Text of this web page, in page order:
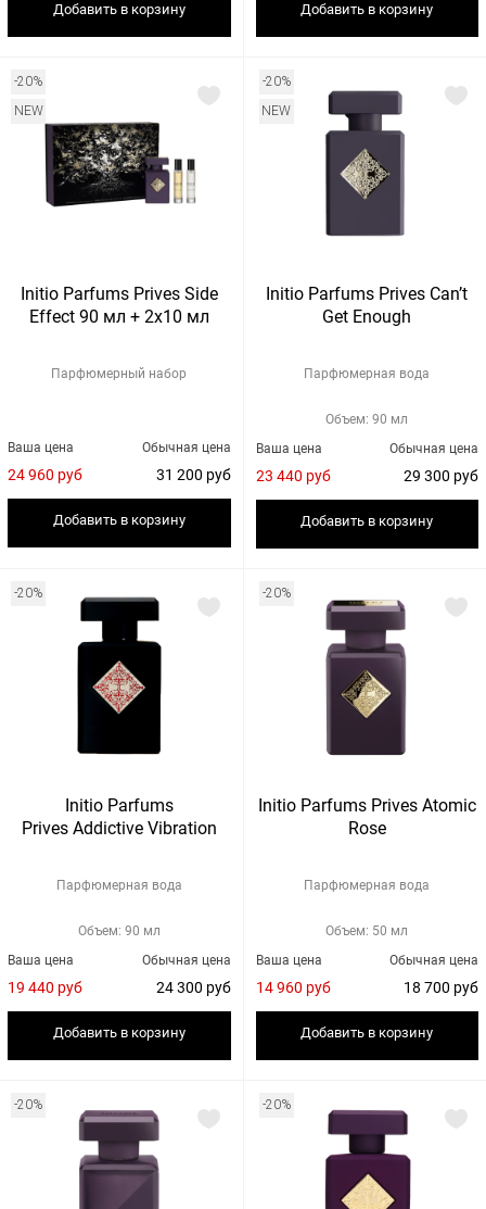
Добавить в корзину Добавить в корзину
-20%
NEW
Initio Parfums Prives Side
Effect 90 мл + 2x10 мл
Парфюмерный набор
Обычная цена
31 200 руб
Ваша цена
24 960 руб
Добавить в корзину
-20%
NEW
Initio Parfums Prives Can’t
Get Enough
Парфюмерная вода
Объем: 90 мл
Обычная цена
29 300 руб
Ваша цена
23 440 руб
Добавить в корзину
-20%
Initio Parfums
Prives Addictive Vibration
Парфюмерная вода
Объем: 90 мл
Обычная цена
24 300 руб
Ваша цена
19 440 руб
Добавить в корзину
-20%
Initio Parfums Prives Atomic
Rose
Парфюмерная вода
Объем: 50 мл
Обычная цена
18 700 руб
Ваша цена
14 960 руб
Добавить в корзину
-20% -20%